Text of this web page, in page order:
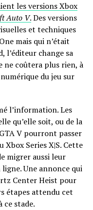
les versions Xbox
Auto V.Des versions
et techniques
mais qui n’était
l’éditeur change sa
coûtera plus rien, à
du jeu sur
l’information. Les
qu’elle soit, ou de la
V pourront passer
Series X|S. Cette
migrer aussi leur
Une annonce qui
Center Heist pour
étapes attendu cet
ce stade.